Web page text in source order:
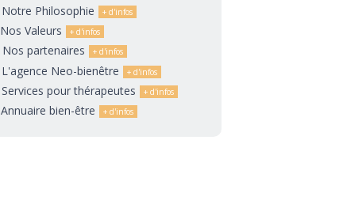
Notre Philosophie
Nos Valeurs
Nos partenaires
L'agence Neo-bienêtre
Services pour thérapeutes
Annuaire bien-être